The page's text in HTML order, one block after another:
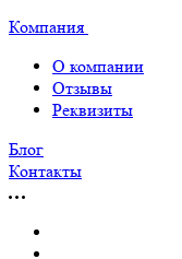
Компания
О компании
Отзывы
Реквизиты
Блог
Контакты